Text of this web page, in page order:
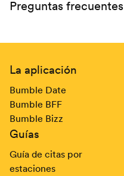
Preguntas frecuentes
Pie de página
La aplicación
Bumble Date
Bumble BFF
Bumble Bizz
Guías
Guía de citas por
estaciones